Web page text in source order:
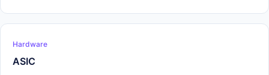
Hardware
ASIC